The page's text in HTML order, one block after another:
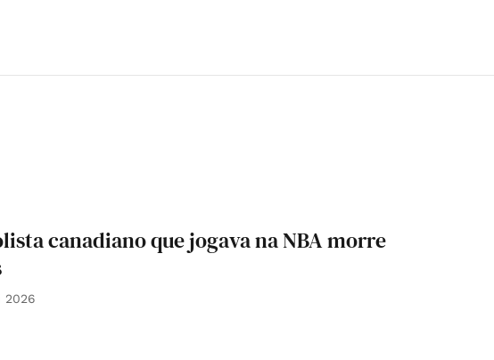
canadiano que jogava na NBA morre
2026